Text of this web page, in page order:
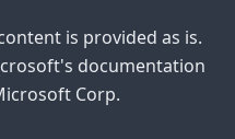
is provided as is.
documentation
Corp.